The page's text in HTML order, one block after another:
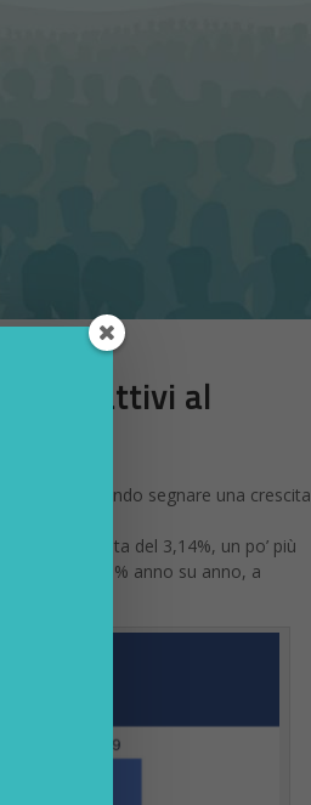
attivi al
3,42%, facendo segnare una crescita
di crescita del 3,14%, un po’ più
del 13% anno su anno, a